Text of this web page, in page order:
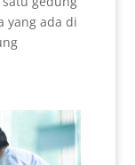
yang ada di